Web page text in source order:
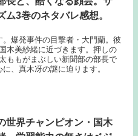
ム3巻のネタバレ感想。
爆発事件の目撃者・大門蘭。彼
木美紗緒に近づきます。押しの
ももがまぶしい新聞部の部長で
、真木冴の謎に迫ります。
世界チャンピオン・国木